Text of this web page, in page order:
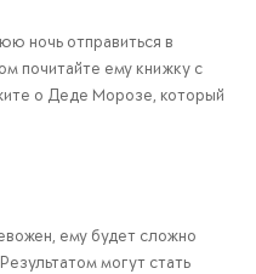
ночь отправиться в
почитайте ему книжку с
о Деде Морозе, который
ему будет сложно
могут стать